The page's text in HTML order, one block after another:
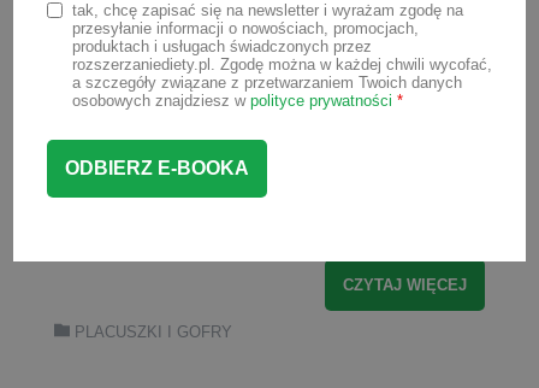
zewnątrz, a jednocześnie miękkie i
soczyste w środku, te smakołyki to
prawdziwa uczta dla podniebienia.
przepis na przepyszne placki z jabłkami.
Idealne na podwieczorek lub śniadanie
CZYTAJ WIĘCEJ
PLACUSZKI I GOFRY
tak, chcę zapisać się na newsletter i wyrażam zgodę na
przesyłanie informacji o nowościach, promocjach,
produktach i usługach świadczonych przez
rozszerzaniediety.pl. Zgodę można w każdej chwili wycofać,
a szczegóły związane z przetwarzaniem Twoich danych
osobowych znajdziesz w polityce prywatności *